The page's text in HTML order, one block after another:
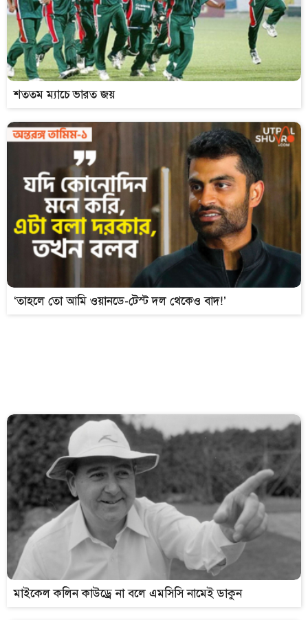
শততম ম্যাচে ভারত জয়
‘তাহলে তো আমি ওয়ানডে-টেস্ট দল থেকেও বাদ!’
মাইকেল কলিন কাউড্রে না বলে এমসিসি নামেই ডাকুন